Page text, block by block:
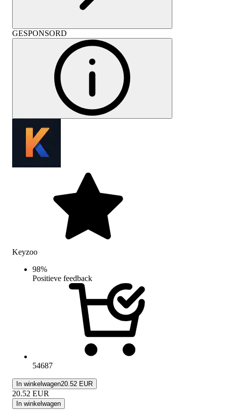
GESPONSORD
Keyzoo
98%
Positieve feedback
54687
In winkelwagen20.52 EUR
20.52 EUR
In winkelwagen